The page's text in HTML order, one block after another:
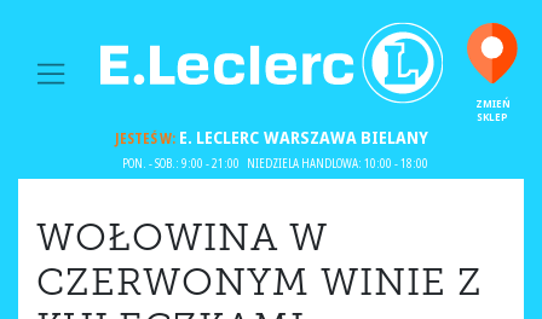
MAIN NAVIGATION
ZMIEŃ
SKLEP
JESTEŚ W:E. LECLERC WARSZAWA BIELANY
PON. - SOB.: 9:00 - 21:00 NIEDZIELA HANDLOWA: 10:00 - 18:00
WOŁOWINA W
CZERWONYM WINIE Z